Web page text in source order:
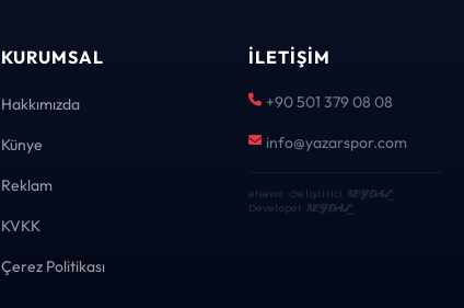
KURUMSAL
Hakkımızda
Künye
Reklam
KVKK
Çerez Politikası
İLETIŞIM
+90 501 379 08 08
info@yazarspor.com
eNews · Geliştirici KEYDAL·
Developer KEYDAL